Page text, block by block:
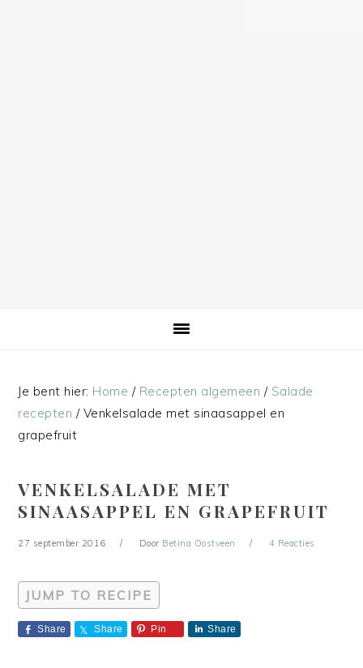
Je bent hier: Home / Recepten algemeen / Salade
recepten /Venkelsalade met sinaasappel en
grapefruit
VENKELSALADE MET
SINAASAPPEL EN GRAPEFRUIT
27 september 2016 Door Betina Oostveen 4 Reacties
JUMP TO RECIPE
Share Share Pin Share